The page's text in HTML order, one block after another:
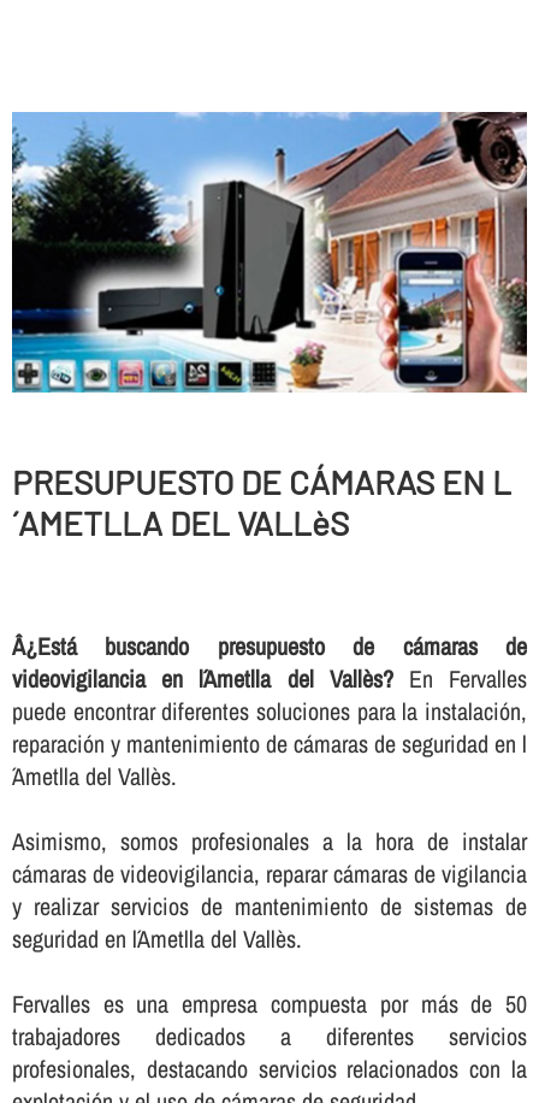
PRESUPUESTO DE CÁMARAS EN L
´AMETLLA DEL VALLèS
Â¿Está buscando presupuesto de cámaras de
videovigilancia en l´Ametlla del Vallès?En Fervalles
puede encontrar diferentes soluciones para la instalación,
reparación y mantenimiento de cámaras de seguridad en l
´Ametlla del Vallès.
Asimismo, somos profesionales a la hora de instalar
cámaras de videovigilancia, reparar cámaras de vigilancia
y realizar servicios de mantenimiento de sistemas de
seguridad en l´Ametlla del Vallès.
Fervalles es una empresa compuesta por más de 50
trabajadores dedicados a diferentes servicios
profesionales, destacando servicios relacionados con la